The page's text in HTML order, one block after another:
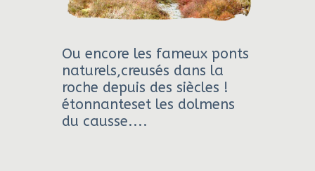
Ou encore les fameux ponts
naturels,creusés dans la
roche depuis des siècles !
étonnanteset les dolmens
du causse....